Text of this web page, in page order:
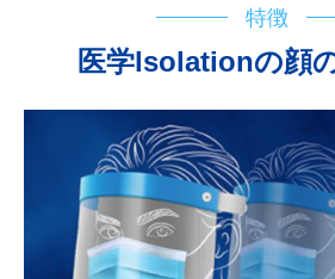
特徴
医学lsolationの顔